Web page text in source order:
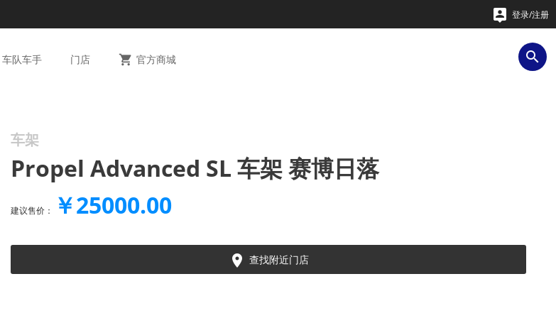
 登录/注册
车队车手 门店  官方商城 
车架
Propel Advanced SL 车架 赛博日落
建议售价： ￥25000.00
 查找附近门店